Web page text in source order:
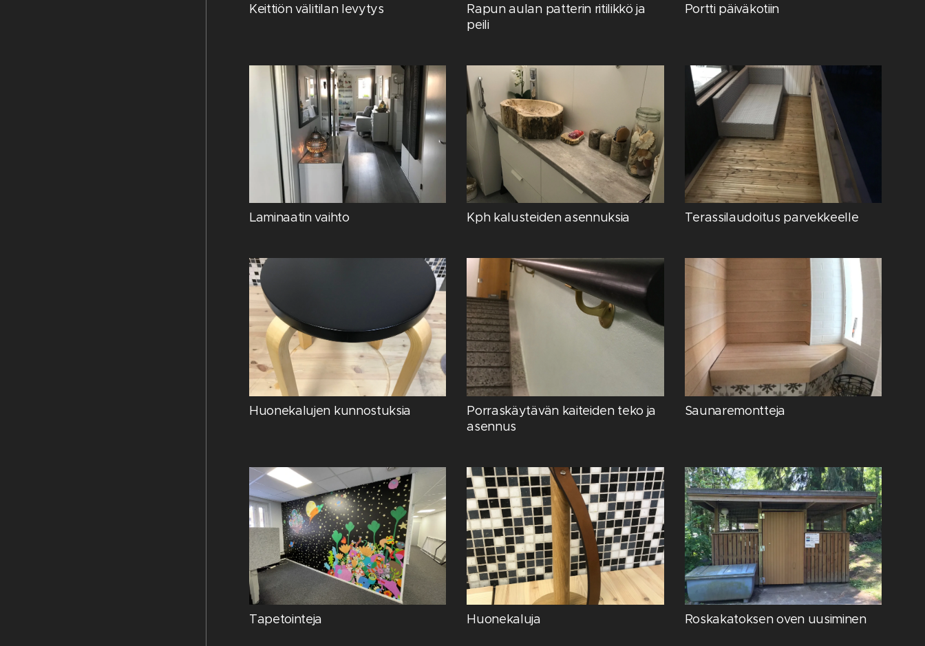
Keittiön välitilan levytys
Rapun aulan patterin ritilikkö ja
peili
Portti päiväkotiin
Laminaatin vaihto Kph kalusteiden asennuksia Terassilaudoitus parvekkeelle
Huonekalujen kunnostuksia
Porraskäytävän kaiteiden teko ja
asennus
Saunaremontteja
Tapetointeja Huonekaluja Roskakatoksen oven uusiminen